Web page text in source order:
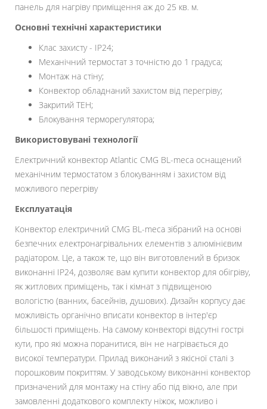
панель для нагріву приміщення аж до 25 кв. м.
Основні технічні характеристики
Клас захисту - IP24;
Механічний термостат з точністю до 1 градуса;
Монтаж на стіну;
Конвектор обладнаний захистом від перегріву;
Закритий ТЕН;
Блокування терморегулятора;
Використовувані технології
Електричний конвектор Atlantic CMG BL-meca оснащений
механічним термостатом з блокуванням і захистом від
можливого перегріву
Експлуатація
Конвектор електричний CMG BL-meca зібраний на основі
безпечних електронагрівальних елементів з алюмінієвим
радіатором. Це, а також те, що він виготовлений в бризок
виконанні IP24, дозволяє вам купити конвектор для обігріву,
як житлових приміщень, так і кімнат з підвищеною
вологістю (ванних, басейнів, душових). Дизайн корпусу дає
можливість органічно вписати конвектор в інтер'єр
більшості приміщень. На самому конвекторі відсутні гострі
кути, про які можна поранитися, він не нагрівається до
високої температури. Прилад виконаний з якісної сталі з
порошковим покриттям. У заводському виконанні конвектор
призначений для монтажу на стіну або під вікно, але при
замовленні додаткового комплекту ніжок, можливо і